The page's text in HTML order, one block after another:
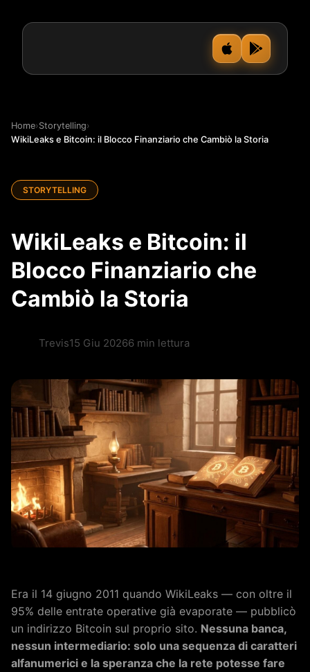
Home›Storytelling›
WikiLeaks e Bitcoin: il Blocco Finanziario che Cambiò la Storia
STORYTELLING
WikiLeaks e Bitcoin: il
Blocco Finanziario che
Cambiò la Storia
Trevis15 Giu 20266 min lettura
Era il 14 giugno 2011 quando WikiLeaks — con oltre il
95% delle entrate operative già evaporate — pubblicò
un indirizzo Bitcoin sul proprio sito. Nessuna banca,
nessun intermediario: solo una sequenza di caratteri
alfanumerici e la speranza che la rete potesse fare